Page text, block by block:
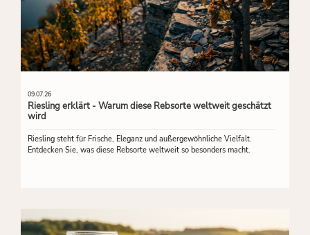
09.07.26
Riesling erklärt - Warum diese Rebsorte weltweit geschätzt
wird
Riesling steht für Frische, Eleganz und außergewöhnliche Vielfalt.
Entdecken Sie, was diese Rebsorte weltweit so besonders macht.